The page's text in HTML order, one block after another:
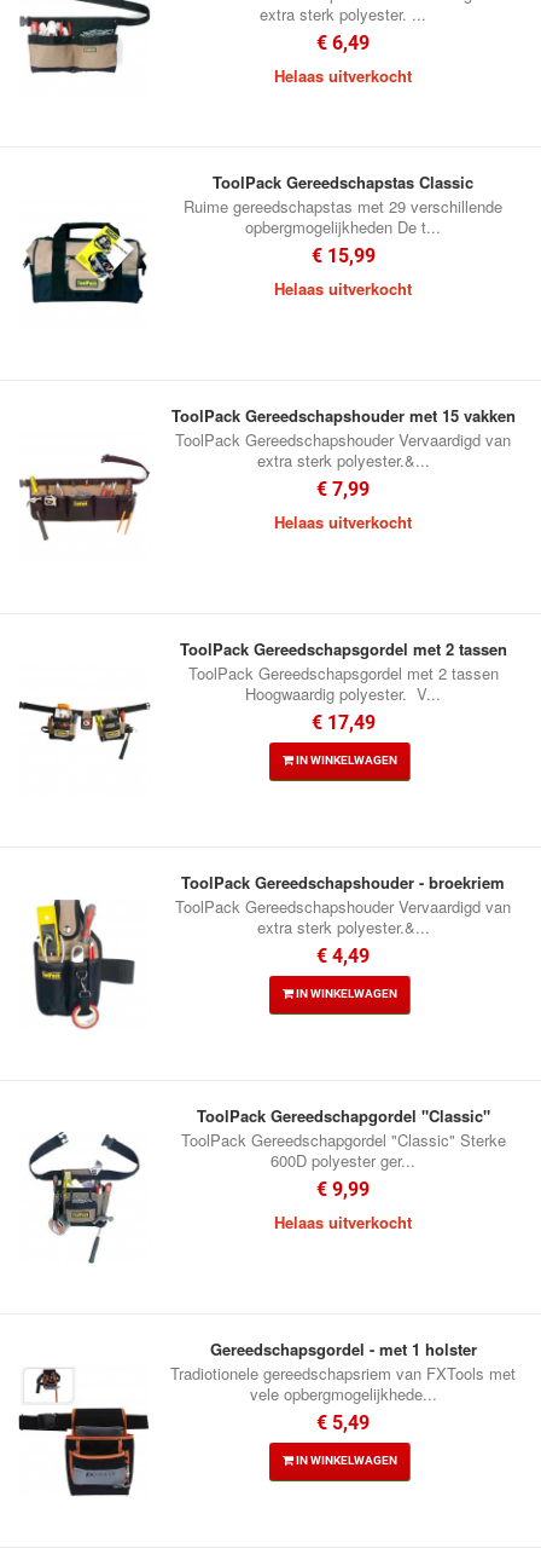
extra sterk polyester. ...
€ 6,49
Helaas uitverkocht
ToolPack Gereedschapstas Classic
Ruime gereedschapstas met 29 verschillende
opbergmogelijkheden De t...
€ 15,99
Helaas uitverkocht
ToolPack Gereedschapshouder met 15 vakken
ToolPack Gereedschapshouder Vervaardigd van
extra sterk polyester.&...
€ 7,99
Helaas uitverkocht
ToolPack Gereedschapsgordel met 2 tassen
ToolPack Gereedschapsgordel met 2 tassen
Hoogwaardig polyester. V...
€ 17,49
IN WINKELWAGEN
ToolPack Gereedschapshouder - broekriem
ToolPack Gereedschapshouder Vervaardigd van
extra sterk polyester.&...
€ 4,49
IN WINKELWAGEN
ToolPack Gereedschapgordel "Classic"
ToolPack Gereedschapgordel "Classic" Sterke
600D polyester ger...
€ 9,99
Helaas uitverkocht
Gereedschapsgordel - met 1 holster
Tradiotionele gereedschapsriem van FXTools met
vele opbergmogelijkhede...
€ 5,49
IN WINKELWAGEN